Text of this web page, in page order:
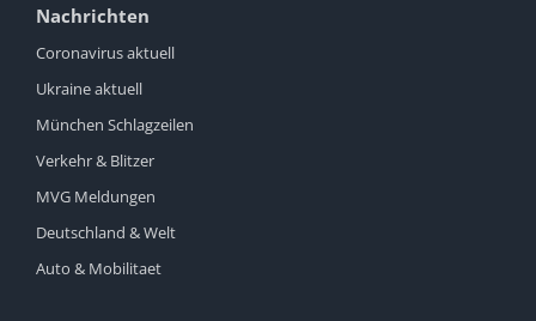
Nachrichten
Coronavirus aktuell
Ukraine aktuell
München Schlagzeilen
Verkehr & Blitzer
MVG Meldungen
Deutschland & Welt
Auto & Mobilitaet